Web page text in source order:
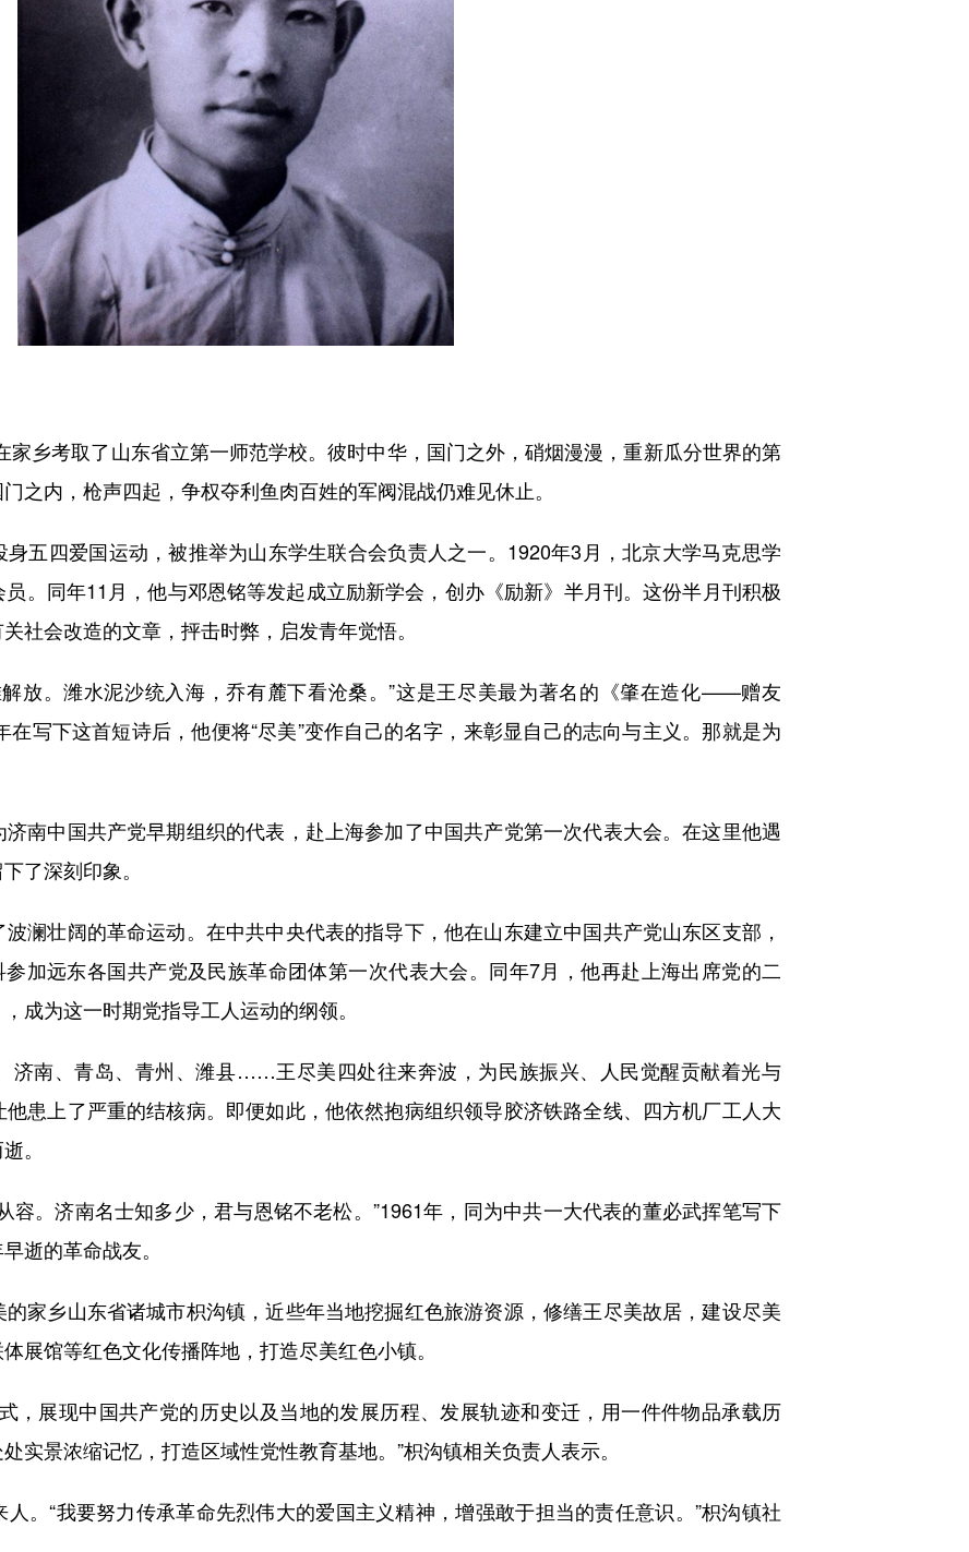
乡考取了山东省立第一师范学校。彼时中华，国门之外，硝烟漫漫，重新瓜分世界的第
之内，枪声四起，争权夺利鱼肉百姓的军阀混战仍难见休止。
四爱国运动，被推举为山东学生联合会负责人之一。1920年3月，北京大学马克思学
。同年11月，他与邓恩铭等发起成立励新学会，创办《励新》半月刊。这份半月刊积极
社会改造的文章，抨击时弊，启发青年觉悟。
。潍水泥沙统入海，乔有麓下看沧桑。”这是王尽美最为著名的《肇在造化——赠友
在写下这首短诗后，他便将“尽美”变作自己的名字，来彰显自己的志向与主义。那就是为
中国共产党早期组织的代表，赴上海参加了中国共产党第一次代表大会。在这里他遇
了深刻印象。
壮阔的革命运动。在中共中央代表的指导下，他在山东建立中国共产党山东区支部，
加远东各国共产党及民族革命团体第一次代表大会。同年7月，他再赴上海出席党的二
成为这一时期党指导工人运动的纲领。
南、青岛、青州、潍县……王尽美四处往来奔波，为民族振兴、人民觉醒贡献着光与
患上了严重的结核病。即便如此，他依然抱病组织领导胶济铁路全线、四方机厂工人大
。
。济南名士知多少，君与恩铭不老松。”1961年，同为中共一大代表的董必武挥笔写下
逝的革命战友。
乡山东省诸城市枳沟镇，近些年当地挖掘红色旅游资源，修缮王尽美故居，建设尽美
展馆等红色文化传播阵地，打造尽美红色小镇。
展现中国共产党的历史以及当地的发展历程、发展轨迹和变迁，用一件件物品承载历
实景浓缩记忆，打造区域性党性教育基地。”枳沟镇相关负责人表示。
“我要努力传承革命先烈伟大的爱国主义精神，增强敢于担当的责任意识。”枳沟镇社